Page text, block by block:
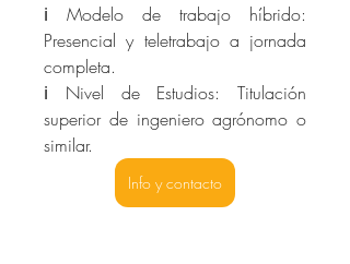
ℹ️ Modelo de trabajo híbrido:
Presencial y teletrabajo a jornada
completa.
ℹ️ Nivel de Estudios: Titulación
superior de ingeniero agrónomo o
similar.
Info y contacto